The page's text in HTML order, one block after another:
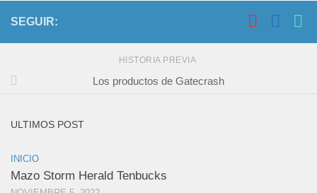
SEGUIR:
HISTORIA PREVIA
Los productos de Gatecrash
ULTIMOS POST
INICIO
Mazo Storm Herald Tenbucks